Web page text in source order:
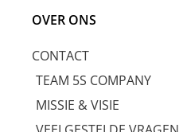
OVER ONS
CONTACT
TEAM 5S COMPANY
MISSIE & VISIE